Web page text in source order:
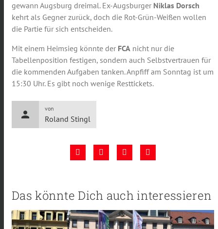
gewann Augsburg dreimal. Ex-Augsburger Niklas Dorsch
kehrt als Gegner zurück, doch die Rot-Grün-Weißen wollen
die Partie für sich entscheiden.
Mit einem Heimsieg könnte der FCA nicht nur die
Tabellenposition festigen, sondern auch Selbstvertrauen für
die kommenden Aufgaben tanken. Anpfiff am Sonntag ist um
15:30 Uhr. Es gibt noch wenige Resttickets.
person
von
Roland Stingl
Das könnte Dich auch interessieren